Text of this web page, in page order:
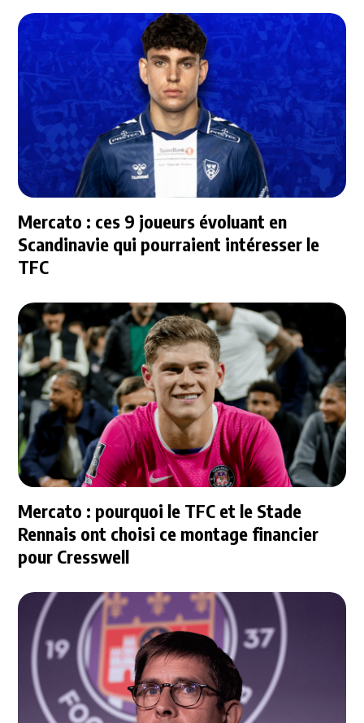
Mercato : ces 9 joueurs évoluant en
Scandinavie qui pourraient intéresser le
TFC
Mercato : pourquoi le TFC et le Stade
Rennais ont choisi ce montage financier
pour Cresswell